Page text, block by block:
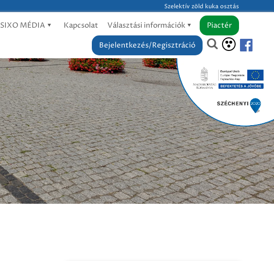
Szelektív zöld kuka osztás
SIXO MÉDIA Kapcsolat Választási információk
Piactér
Bejelentkezés/Regisztráció